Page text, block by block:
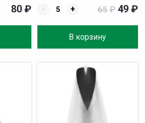
80 ₽
-
+
В корзину
65 ₽ 49 ₽